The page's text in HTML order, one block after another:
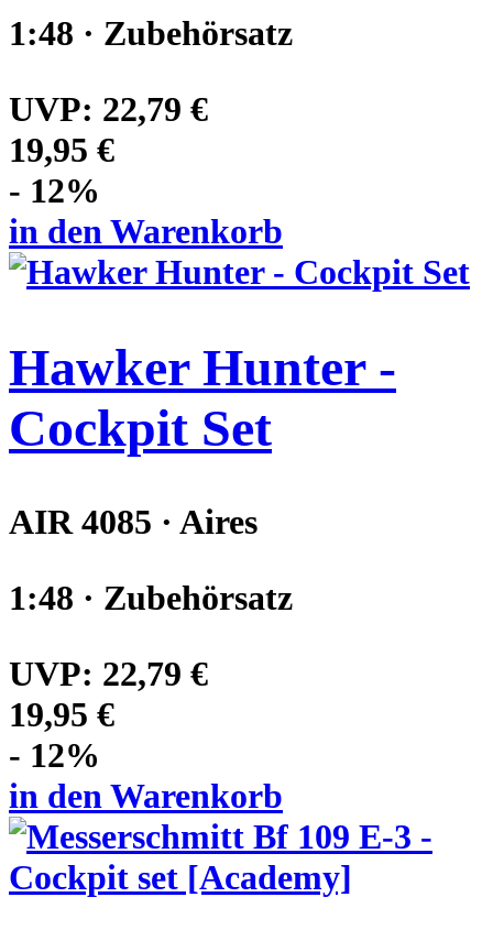
1:48 · Zubehörsatz
UVP: 22,79 €
19,95 €
- 12%
in den Warenkorb
Hawker Hunter -
Cockpit Set
AIR 4085 · Aires
1:48 · Zubehörsatz
UVP: 22,79 €
19,95 €
- 12%
in den Warenkorb